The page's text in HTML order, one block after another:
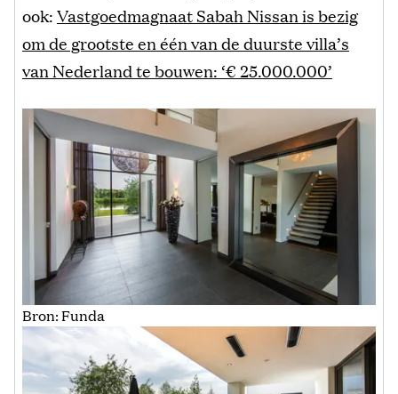
ook:Vastgoedmagnaat Sabah Nissan is bezig
om de grootste en één van de duurste villa’s
van Nederland te bouwen: ‘€ 25.000.000’
Bron: Funda